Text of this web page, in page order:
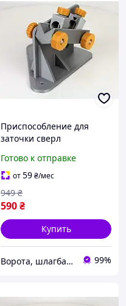
Приспособление для
заточки сверл
Готово к отправке
от59₴/мес
590₴
949 ₴
Купить
Ворота, шлагбаумы, автоматика для ворот. Маркет Оскар 99%